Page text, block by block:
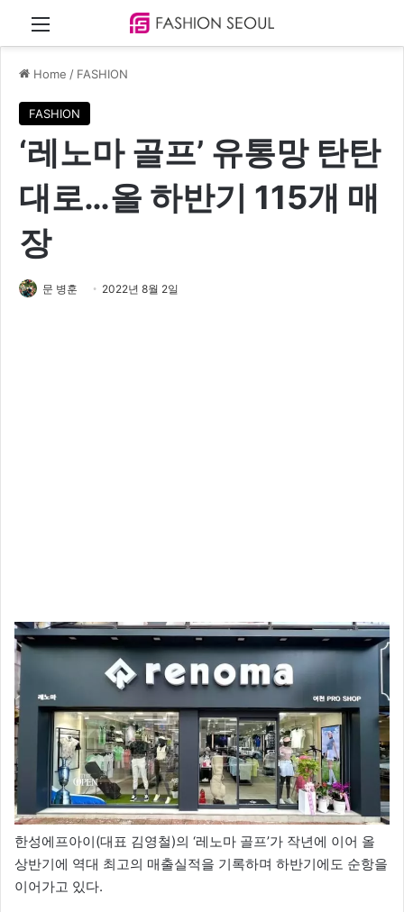
Menu
Home / FASHION
FASHION
‘레노마 골프’ 유통망 탄탄
대로…올 하반기 115개 매
장
문 병훈 2022년 8월 2일
한성에프아이(대표 김영철)의 ‘레노마 골프’가 작년에 이어 올
상반기에 역대 최고의 매출실적을 기록하며 하반기에도 순항을
이어가고 있다.